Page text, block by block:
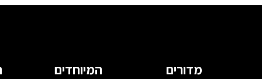
מדורים המיוחדים